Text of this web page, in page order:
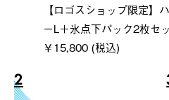
【ロゴスショップ限定】
ーL＋氷点下パック2枚セ
￥15,800 (税込)
2